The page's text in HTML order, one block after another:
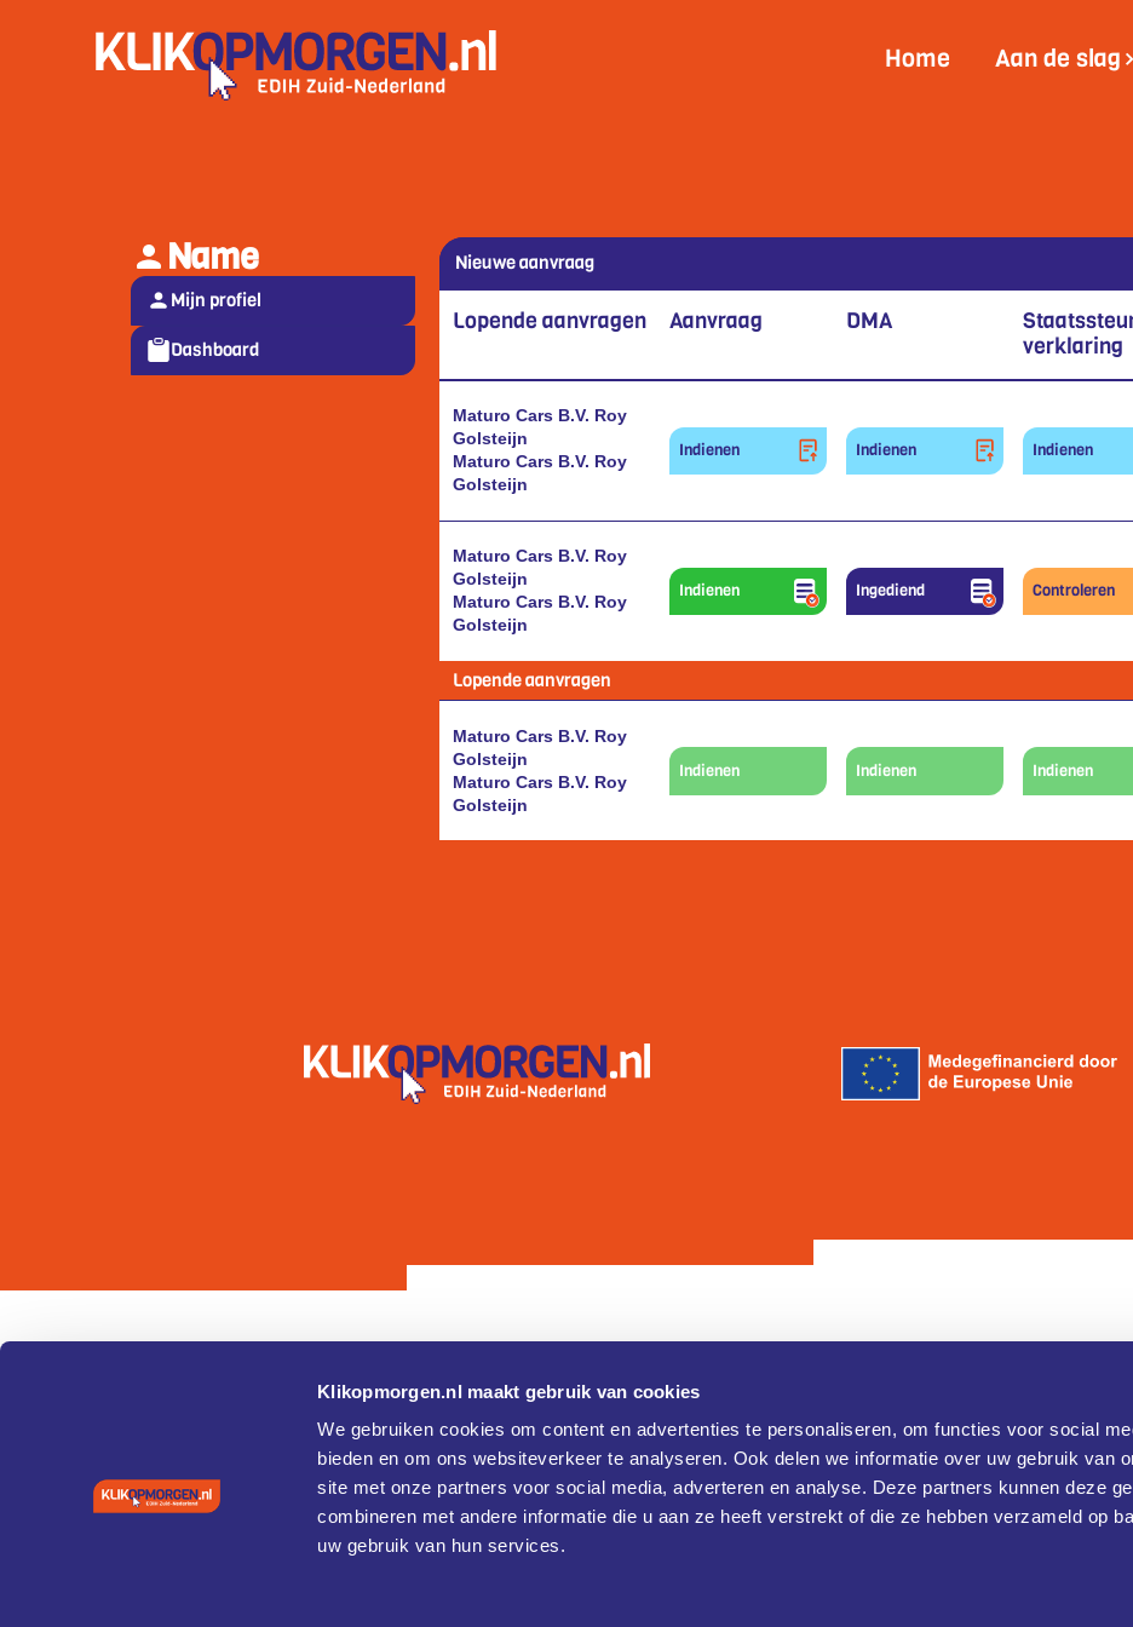
Klikopmorgen.nl maakt gebruik van cookies
We gebruiken cookies om content en advertenties te personaliseren, om functies voor social
bieden en om ons websiteverkeer te analyseren. Ook delen we informatie over uw gebruik van
site met onze partners voor social media, adverteren en analyse. Deze partners kunnen deze
combineren met andere informatie die u aan ze heeft verstrekt of die ze hebben verzameld op
uw gebruik van hun services.
Home Aan de slag
Name
Mijn profiel
Dashboard
Nieuwe aanvraag
Lopende aanvragen Aanvraag DMA
verklaring
Maturo Cars B.V. Roy
Golsteijn
Maturo Cars B.V. Roy
Golsteijn
Indienen Indienen Indienen
Maturo Cars B.V. Roy
Golsteijn
Maturo Cars B.V. Roy
Golsteijn
Indienen Ingediend Controleren
Lopende aanvragen
Maturo Cars B.V. Roy
Golsteijn
Maturo Cars B.V. Roy
Golsteijn
Indienen Indienen Indienen
Agenda
Vaardigheden en training
Over
Cookie verklaring
Privacy verklaring
Brainport Industries Campus (BIC 1)
Rijtackerweg 13
5657 BX Eindhoven